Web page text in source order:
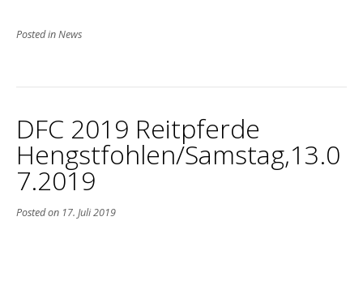
Posted inNews
DFC 2019 Reitpferde
Hengstfohlen/Samstag,13.0
7.2019
Posted on 17. Juli 2019